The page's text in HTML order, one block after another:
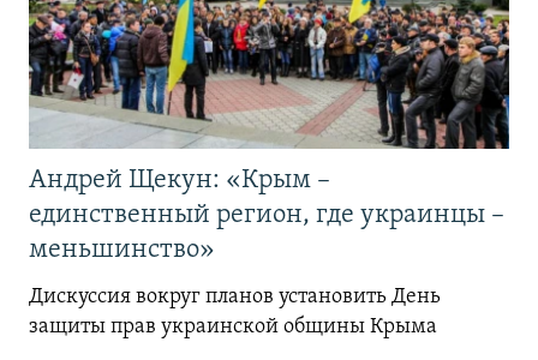
Андрей Щекун: «Крым –
единственный регион, где украинцы –
меньшинство»
Дискуссия вокруг планов установить День
защиты прав украинской общины Крыма